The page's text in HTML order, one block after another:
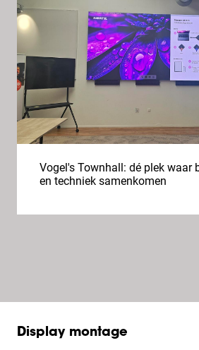
Vogel's Townhall: dé plek waar
en techniek samenkomen
Display montage